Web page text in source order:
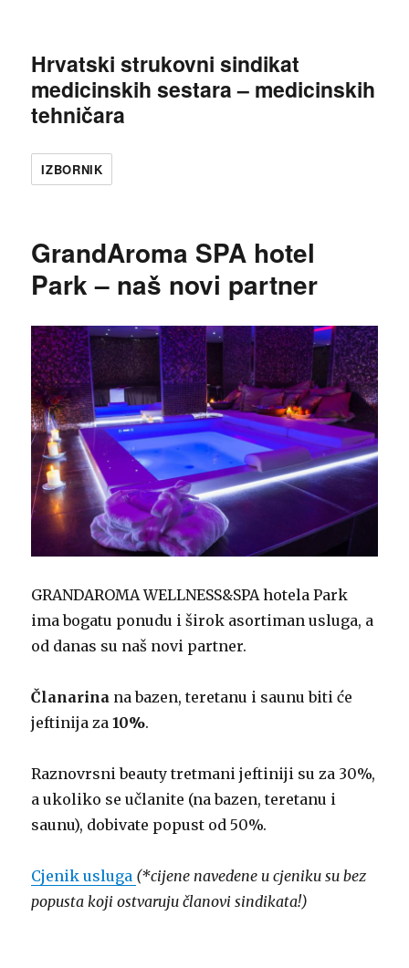
Hrvatski strukovni sindikat
medicinskih sestara – medicinskih
tehničara
IZBORNIK
GrandAroma SPA hotel
Park – naš novi partner
GRANDAROMA WELLNESS&SPA hotela Park
ima bogatu ponudu i širok asortiman usluga, a
od danas su naš novi partner.
Članarina na bazen, teretanu i saunu biti će
jeftinija za10%.
Raznovrsni beauty tretmani jeftiniji su za 30%,
a ukoliko se učlanite (na bazen, teretanu i
saunu), dobivate popust od 50%.
Cjenik usluga (*cijene navedene u cjeniku su bez
popusta koji ostvaruju članovi sindikata!)